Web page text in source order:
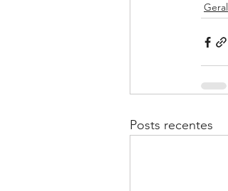
Geral
Posts recentes